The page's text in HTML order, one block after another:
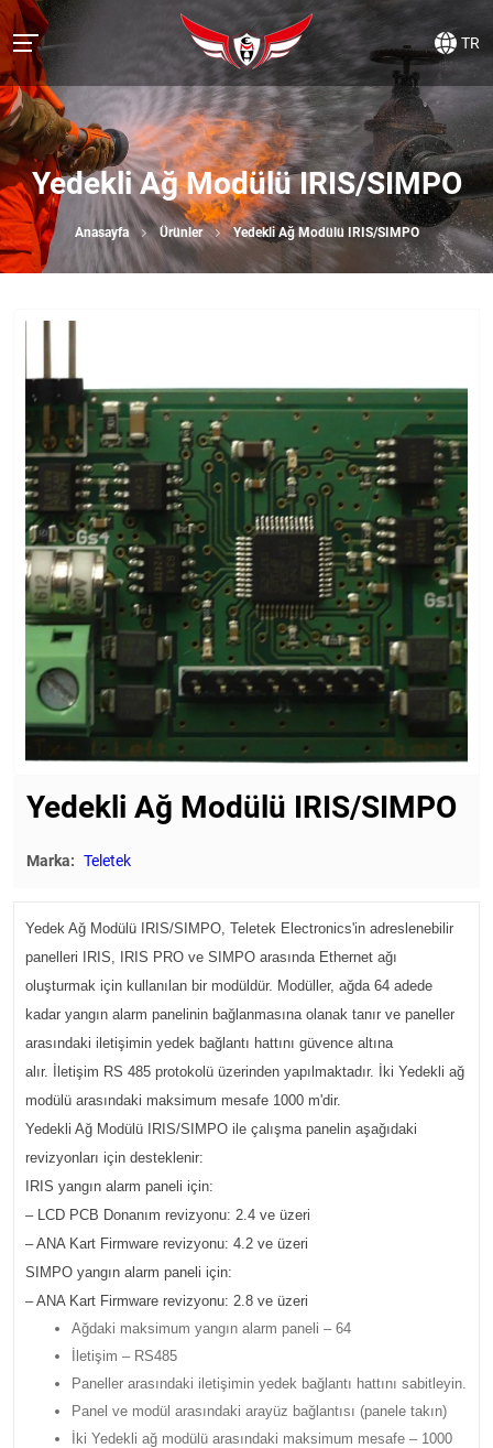
TR
Yedekli Ağ Modülü IRIS/SIMPO
Anasayfa Ürünler Yedekli Ağ Modülü IRIS/SIMPO
Yedekli Ağ Modülü IRIS/SIMPO
Marka: Teletek
Yedek Ağ Modülü IRIS/SIMPO, Teletek Electronics'in adreslenebilir
panelleri IRIS, IRIS PRO ve SIMPO arasında Ethernet ağı
oluşturmak için kullanılan bir modüldür. Modüller, ağda 64 adede
kadar yangın alarm panelinin bağlanmasına olanak tanır ve paneller
arasındaki iletişimin yedek bağlantı hattını güvence altına
alır. İletişim RS 485 protokolü üzerinden yapılmaktadır. İki Yedekli ağ
modülü arasındaki maksimum mesafe 1000 m'dir.
Yedekli Ağ Modülü IRIS/SIMPO ile çalışma panelin aşağıdaki
revizyonları için desteklenir:
IRIS yangın alarm paneli için:
– LCD PCB Donanım revizyonu: 2.4 ve üzeri
– ANA Kart Firmware revizyonu: 4.2 ve üzeri
SIMPO yangın alarm paneli için:
– ANA Kart Firmware revizyonu: 2.8 ve üzeri
Ağdaki maksimum yangın alarm paneli – 64
İletişim – RS485
Paneller arasındaki iletişimin yedek bağlantı hattını sabitleyin.
Panel ve modül arasındaki arayüz bağlantısı (panele takın)
İki Yedekli ağ modülü arasındaki maksimum mesafe – 1000